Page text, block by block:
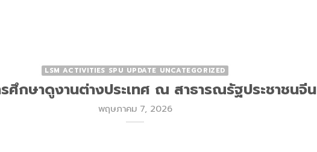
LSM ACTIVITIES SPU UPDATE UNCATEGORIZED
ศึกษาดูงานต่างประเทศ ณ สาธารณรัฐประชาชนจีน
พฤษภาคม 7, 2026